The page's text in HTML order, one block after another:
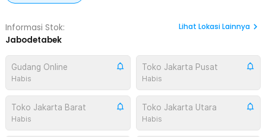
Informasi Stok:
Jabodetabek
Lihat Lokasi Lainnya
Gudang Online
Habis
Toko Jakarta Pusat
Habis
Toko Jakarta Barat
Habis
Toko Jakarta Utara
Habis